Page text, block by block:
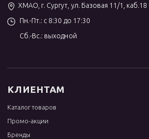
ХМАО, г. Сургут, ул. Базовая 11/1, каб.18
Пн.-Пт.: с 8:30 до 17:30
Сб.-Вс.: выходной
КЛИЕНТАМ
Каталог товаров
Промо-акции
Бренды